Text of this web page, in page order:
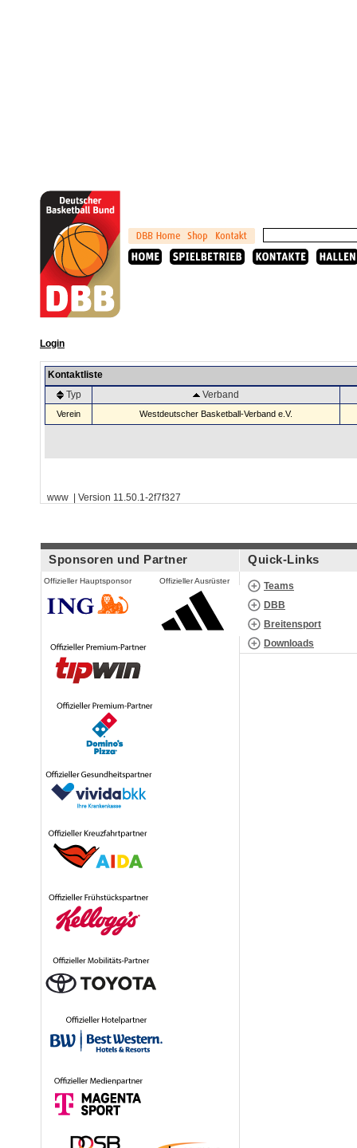
Login
Kontaktliste
Typ
Verband
Verein Westdeutscher Basketball-Verband e.V.
www | Version 11.50.1-2f7f327
Sponsoren und Partner
Offizieller Hauptsponsor Offizieller Ausrüster
Quick-Links
Teams
DBB
Breitensport
Downloads